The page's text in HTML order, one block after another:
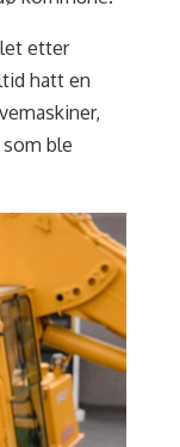
etter
hatt en
ble